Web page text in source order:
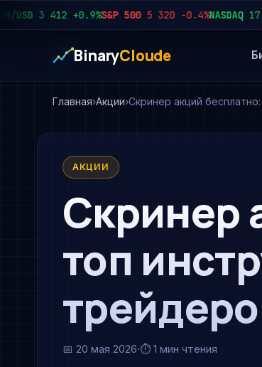
3 412 +0.9%S&P 500 5 320 −0.4%NASDAQ 17 980
BinaryCloude
Главная Акции Скринер акций
АКЦИИ
Скринер
топ
📅20 мая 2026·⏱ 1 мин чтения